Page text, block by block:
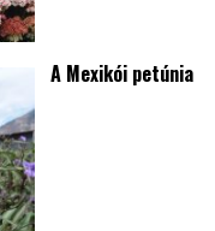
A Mexikói petúnia